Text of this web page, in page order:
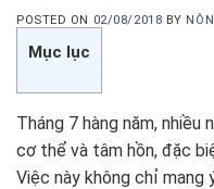
POSTED ON 02/08/2018 BY
Mục lục
Tháng 7 hàng năm,
cơ thể và tâm hồn, đặc
Việc này không chỉ mang